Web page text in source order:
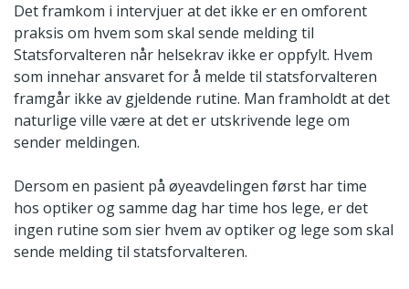
Det framkom i intervjuer at det ikke er en omforent
praksis om hvem som skal sende melding til
Statsforvalteren når helsekrav ikke er oppfylt. Hvem
som innehar ansvaret for å melde til statsforvalteren
framgår ikke av gjeldende rutine. Man framholdt at det
naturlige ville være at det er utskrivende lege om
sender meldingen.
Dersom en pasient på øyeavdelingen først har time
hos optiker og samme dag har time hos lege, er det
ingen rutine som sier hvem av optiker og lege som skal
sende melding til statsforvalteren.